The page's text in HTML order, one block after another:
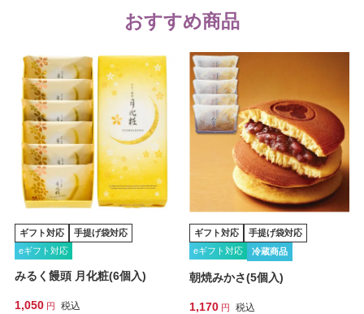
おすすめ商品
ギフト対応
手提げ袋対応
eギフト対応
みるく饅頭 月化粧(6個入)
1,050 税込
ギフト対応
手提げ袋対応
eギフト対応
冷蔵商品
朝焼みかさ(5個入)
1,170 税込